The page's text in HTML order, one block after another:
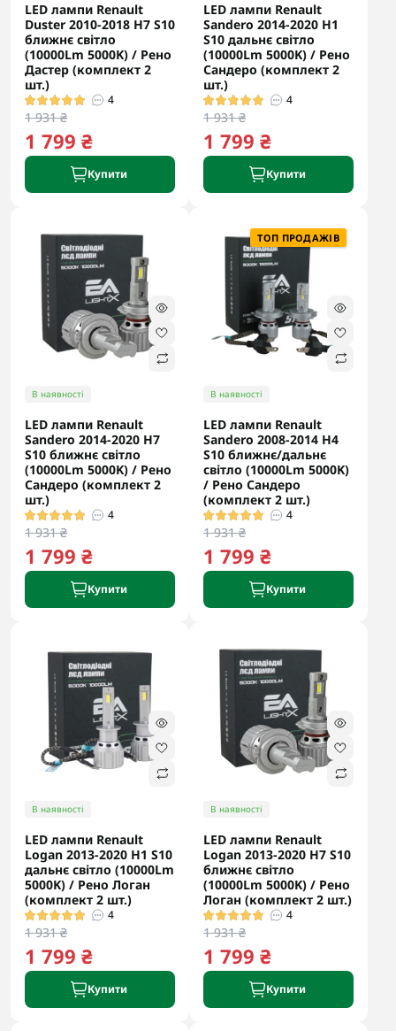
LED лампи Renault
Duster 2010-2018 H7 S10
ближнє світло
(10000Lm 5000K) / Рено
Дастер (комплект 2
шт.)
4
1 931 ₴
1 799 ₴
Купити
LED лампи Renault
Sandero 2014-2020 H1
S10 дальнє світло
(10000Lm 5000K) / Рено
Сандеро (комплект 2
шт.)
4
1 931 ₴
1 799 ₴
Купити
В наявності
LED лампи Renault
Sandero 2014-2020 H7
S10 ближнє світло
(10000Lm 5000K) / Рено
Сандеро (комплект 2
шт.)
4
1 931 ₴
1 799 ₴
Купити
ТОП ПРОДАЖІВ
В наявності
LED лампи Renault
Sandero 2008-2014 H4
S10 ближнє/дальнє
світло (10000Lm 5000K)
/ Рено Сандеро
(комплект 2 шт.)
4
1 931 ₴
1 799 ₴
Купити
В наявності
LED лампи Renault
Logan 2013-2020 H1 S10
дальнє світло (10000Lm
5000K) / Рено Логан
(комплект 2 шт.)
4
1 931 ₴
1 799 ₴
Купити
В наявності
LED лампи Renault
Logan 2013-2020 H7 S10
ближнє світло
(10000Lm 5000K) / Рено
Логан (комплект 2 шт.)
4
1 931 ₴
1 799 ₴
Купити